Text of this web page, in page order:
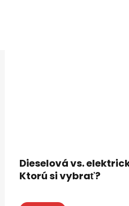
Dieselová vs.
Ktorú si vybrať?